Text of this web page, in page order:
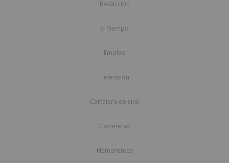
Redacción
El Tiempo
Empleo
Televisión
Cartelera de cine
Carreteras
Hemeroteca